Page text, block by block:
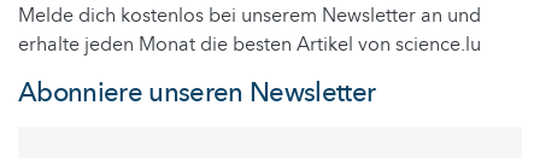
Melde dich kostenlos bei unserem Newsletter an und
erhalte jeden Monat die besten Artikel von science.lu
Abonniere unseren Newsletter